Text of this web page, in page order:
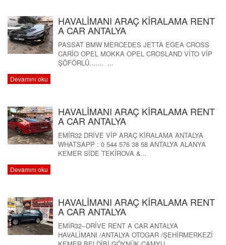
HAVALİMANI ARAÇ KİRALAMA RENT
A CAR ANTALYA
PASSAT BMW MERCEDES JETTA EGEA CROSS
CARİO OPEL MOKKA OPEL CROSLAND VİTO VİP
ŞÖFÖRLÜ....... ...
Devamını oku
HAVALİMANI ARAÇ KİRALAMA RENT
A CAR ANTALYA
EMİR32 DRİVE VİP ARAÇ KİRALAMA ANTALYA
WHATSAPP : 0 544 576 38 58 ANTALYA ALANYA
KEMER SİDE TEKİROVA &...
Devamını oku
HAVALİMANI ARAÇ KİRALAMA RENT
A CAR ANTALYA
EMİR32--DRİVE RENT A CAR ANTALYA
HAVALİMANI /ANTALYA OTOGAR /ŞEHİRMERKEZİ